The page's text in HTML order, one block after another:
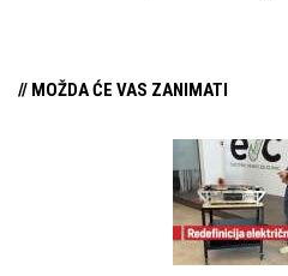
// MOŽDA ĆE VAS ZANIMATI